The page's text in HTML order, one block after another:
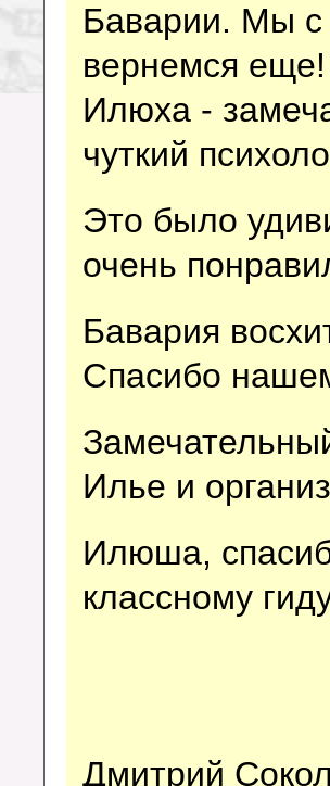
Баварии. Мы с
вернемся еще!
Илюха -
чуткий
Это было
очень
Бавария
Спасибо
Илье и
Илюша,
классному
Дмитрий